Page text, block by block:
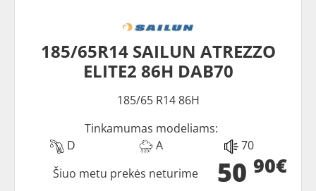
185/65R14 SAILUN ATREZZO
ELITE2 86H DAB70
185/65 R14 86H
Tinkamumas modeliams:
D
A 70
50 90€
Šiuo metu prekės neturime